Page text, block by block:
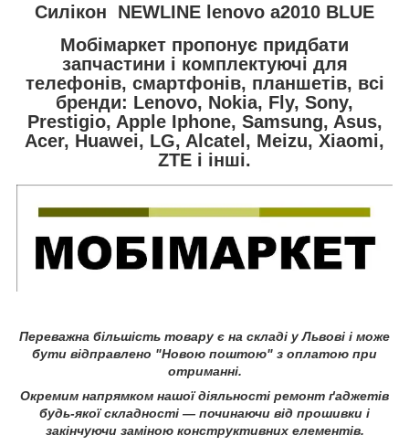
Силікон NEWLINE lenovo a2010 BLUE
Мобімаркет пропонує придбати
запчастини і комплектуючі для
телефонів, смартфонів, планшетів, всі
бренди: Lenovo, Nokia, Fly, Sony,
Prestigio, Apple Iphone, Samsung, Asus,
Acer, Huawei, LG, Alcatel, Meizu, Xiaomi,
ZTE і інші.
Переважна більшість товару є на складі у Львові і може
бути відправлено "Новою поштою" з оплатою при
отриманні.
Окремим напрямком нашої діяльності ремонт ґаджетів
будь-якої складності ― починаючи від прошивки і
закінчуючи заміною конструктивних елементів.